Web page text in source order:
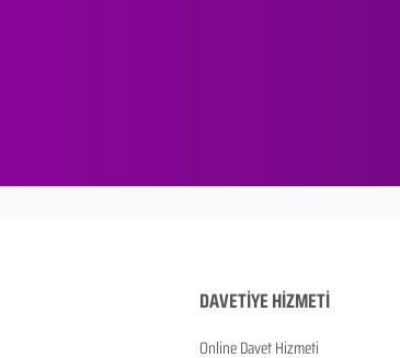
DAVETİYE HİZMETİ
Online Davet Hizmeti